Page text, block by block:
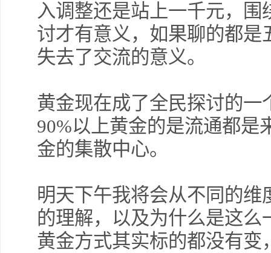
入调整还是站上一千元，
讨才有意义，如果聊的都
失去了交流的意义。
黄金现在成了全民探讨的
90%以上黄金的是流通都是
金的集散中心。
明天下午我将会从不同的
的理解，以及为什么是这
黄金方式其实标的都没有